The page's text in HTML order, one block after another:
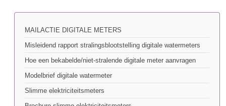
MAILACTIE DIGITALE METERS
Misleidend rapport stralingsblootstelling digitale watermeters
Hoe een bekabelde/niet-stralende digitale meter aanvragen
Modelbrief digitale watermeter
Slimme elektriciteitsmeters